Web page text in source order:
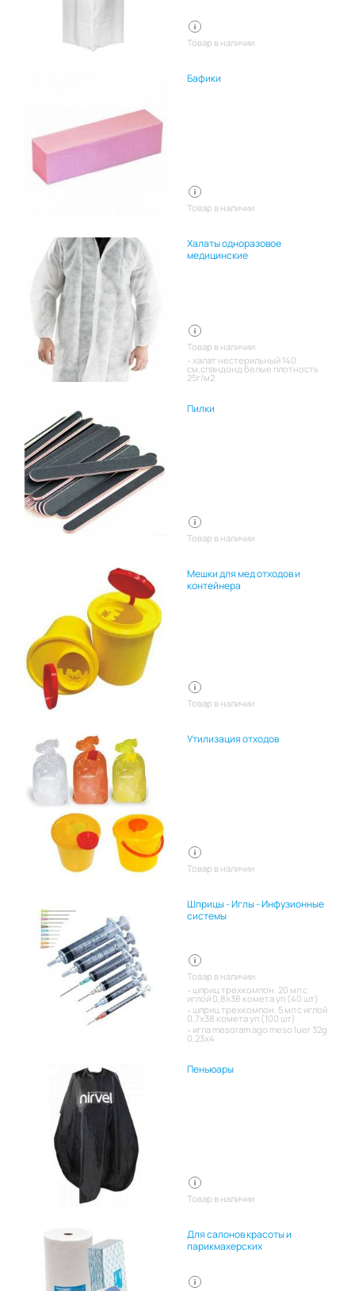
Товар в наличии
Бафики
Товар в наличии
Халаты одноразовое
медицинские
Товар в наличии:
халат нестерильный 140
см,спандонд белые плотность
25г/м2
Пилки
Товар в наличии
Мешки для мед отходов и
контейнера
Товар в наличии
Утилизация отходов
Товар в наличии
Шприцы - Иглы - Инфузионные
системы
Товар в наличии:
шприц трехкомпон. 20 мл с
иглой 0,8х38 комета уп (40 шт)
шприц трехкомпон. 5 мл с иглой
0,7х38 комета уп (100 шт)
игла mesoram ago meso luer 32g
0,23x4
Пеньюары
Товар в наличии
Для салонов красоты и
парикмахерских